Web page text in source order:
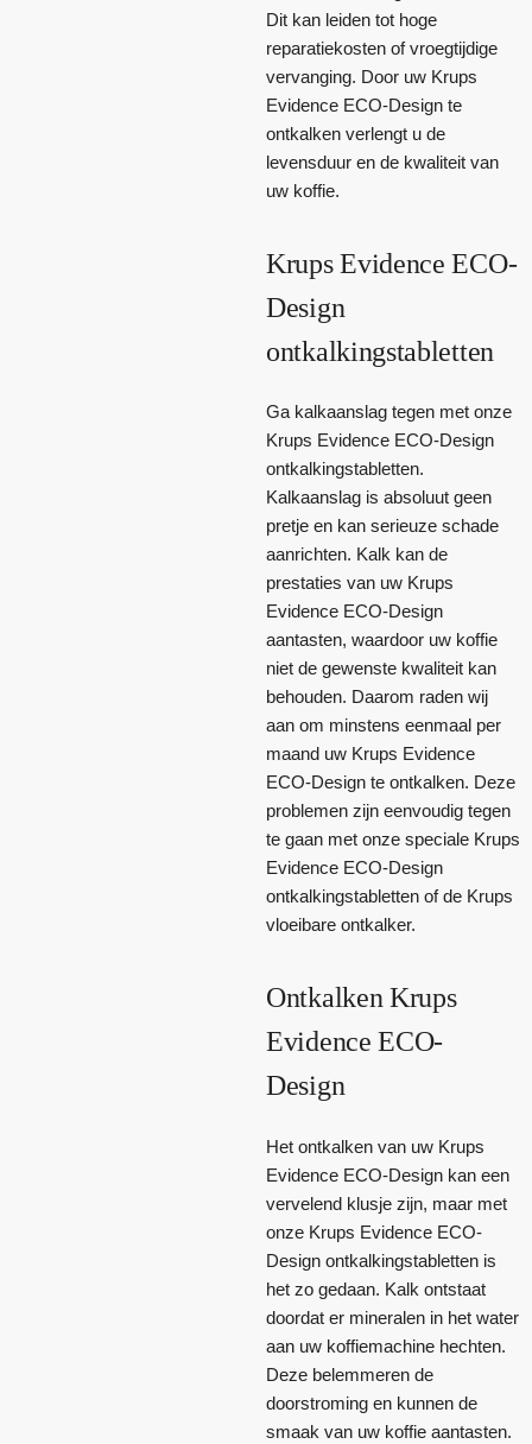
Dit kan leiden tot hoge
reparatiekosten of vroegtijdige
vervanging. Door uw Krups
Evidence ECO-Design te
ontkalken verlengt u de
levensduur en de kwaliteit van
uw koffie.
Krups Evidence ECO-
Design
ontkalkingstabletten
Ga kalkaanslag tegen met onze
Krups Evidence ECO-Design
ontkalkingstabletten.
Kalkaanslag is absoluut geen
pretje en kan serieuze schade
aanrichten. Kalk kan de
prestaties van uw Krups
Evidence ECO-Design
aantasten, waardoor uw koffie
niet de gewenste kwaliteit kan
behouden. Daarom raden wij
aan om minstens eenmaal per
maand uw Krups Evidence
ECO-Design te ontkalken. Deze
problemen zijn eenvoudig tegen
te gaan met onze speciale Krups
Evidence ECO-Design
ontkalkingstabletten of de Krups
vloeibare ontkalker.
Ontkalken Krups
Evidence ECO-
Design
Het ontkalken van uw Krups
Evidence ECO-Design kan een
vervelend klusje zijn, maar met
onze Krups Evidence ECO-
Design ontkalkingstabletten is
het zo gedaan. Kalk ontstaat
doordat er mineralen in het water
aan uw koffiemachine hechten.
Deze belemmeren de
doorstroming en kunnen de
smaak van uw koffie aantasten.